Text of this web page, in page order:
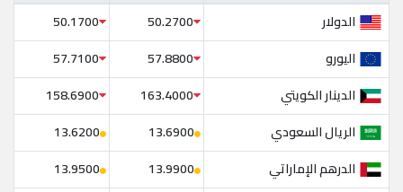
الدولار
50.2700
50.1700
اليورو
57.8800
57.7100
الدينار الكويتي
163.4000
158.6900
الريال السعودي
13.6900
13.6200
الدرهم الإماراتي
13.9900
13.9500